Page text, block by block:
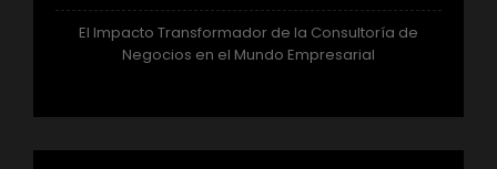
El Impacto Transformador de la Consultoría de
Negocios en el Mundo Empresarial